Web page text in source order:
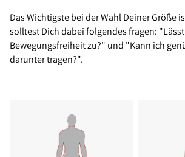
Das Wichtigste bei der Wahl Deiner Größe
solltest Dich dabei folgendes fragen:
Bewegungsfreiheit zu?" und "Kann ich
darunter tragen?".